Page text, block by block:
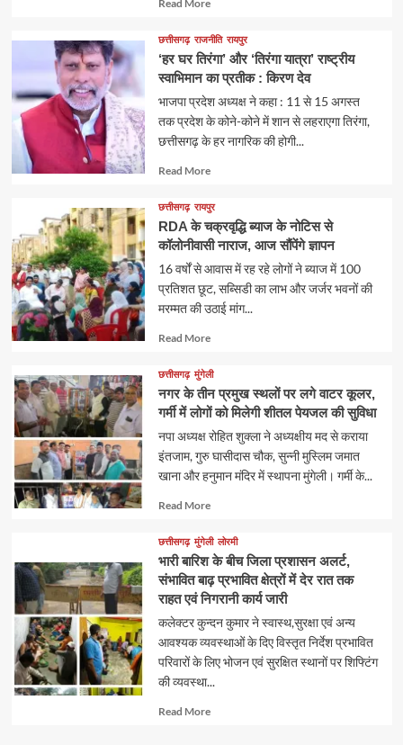
Read More
about
छत्तीसगढ़ राजनीति रायपुर
‘हर घर तिरंगा’ और ‘तिरंगा यात्रा’ राष्ट्रीय
स्वाभिमान का प्रतीक : किरण देव
भाजपा प्रदेश अध्यक्ष ने कहा : 11 से 15 अगस्त
तक प्रदेश के कोने-कोने में शान से लहराएगा तिरंगा,
छत्तीसगढ़ के हर नागरिक की होगी...
Read MoreRead
about
छत्तीसगढ़ रायपुर
RDA के चक्रवृद्धि ब्याज के नोटिस से
कॉलोनीवासी नाराज, आज सौंपेंगे ज्ञापन
16 वर्षों से आवास में रह रहे लोगों ने ब्याज में 100
प्रतिशत छूट, सब्सिडी का लाभ और जर्जर भवनों की
मरम्मत की उठाई मांग...
Read MoreRead
about
छत्तीसगढ़ मुंगेली
नगर के तीन प्रमुख स्थलों पर लगे वाटर कूलर,
गर्मी में लोगों को मिलेगी शीतल पेयजल की सुविधा
नपा अध्यक्ष रोहित शुक्ला ने अध्यक्षीय मद से कराया
इंतजाम, गुरु घासीदास चौक, सुन्नी मुस्लिम जमात
खाना और हनुमान मंदिर में स्थापना मुंगेली। गर्मी के...
Read MoreRead
about
छत्तीसगढ़ मुंगेली लोरमी
भारी बारिश के बीच जिला प्रशासन अलर्ट,
संभावित बाढ़ प्रभावित क्षेत्रों में देर रात तक
राहत एवं निगरानी कार्य जारी
कलेक्टर कुन्दन कुमार ने स्वास्थ,सुरक्षा एवं अन्य
आवश्यक व्यवस्थाओं के दिए विस्तृत निर्देश प्रभावित
परिवारों के लिए भोजन एवं सुरक्षित स्थानों पर शिफ्टिंग
की व्यवस्था...
Read MoreRead